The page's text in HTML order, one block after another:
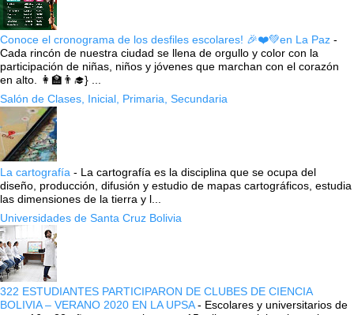
Conoce el cronograma de los desfiles escolares! 🎉❤️💚en La Paz -
Cada rincón de nuestra ciudad se llena de orgullo y color con la
participación de niñas, niños y jóvenes que marchan con el corazón
en alto. 👩‍🏫👨‍🎓} ...
Salón de Clases, Inicial, Primaria, Secundaria
La cartografía - La cartografía es la disciplina que se ocupa del
diseño, producción, difusión y estudio de mapas cartográficos, estudia
las dimensiones de la tierra y l...
Universidades de Santa Cruz Bolivia
322 ESTUDIANTES PARTICIPARON DE CLUBES DE CIENCIA
BOLIVIA – VERANO 2020 EN LA UPSA- Escolares y universitarios de